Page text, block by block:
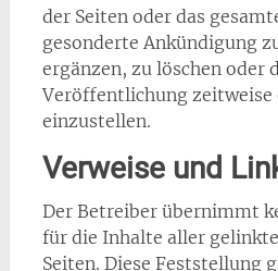
der Seiten oder das
gesonderte Ankündigung
ergänzen, zu löschen oder
Veröffentlichung
einzustellen.
Verweise und
Der Betreiber übernimmt
für die Inhalte aller
Seiten. Diese Feststellung